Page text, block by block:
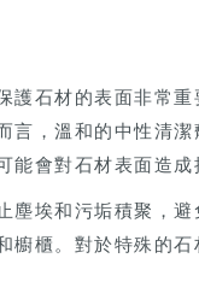
石材的表面非常
，溫和的中性清
會對石材表面造成
埃和污垢積聚，
櫃。對於特殊的